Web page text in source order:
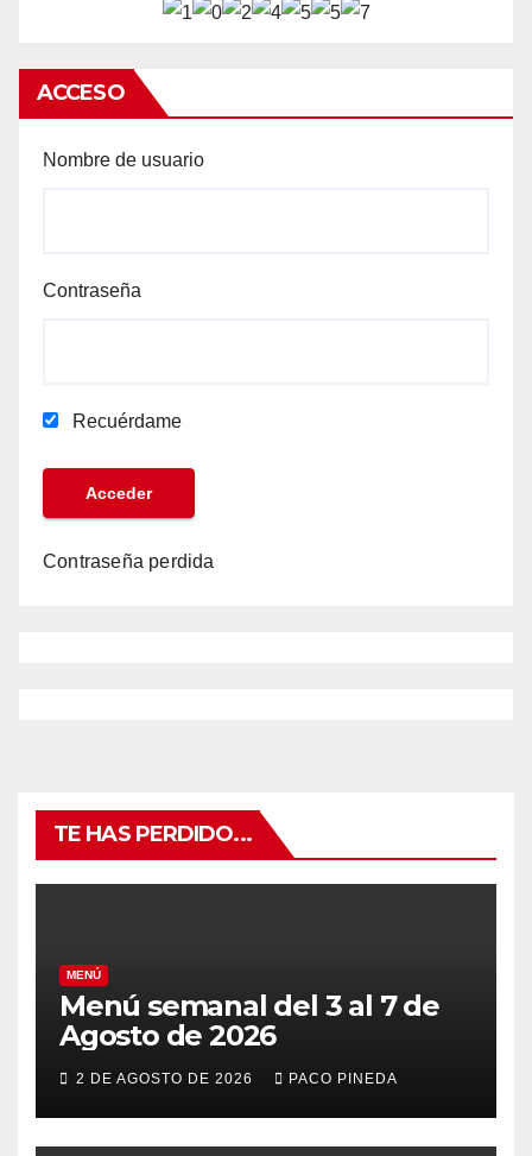
ACCESO
Nombre de usuario
Contraseña
Recuérdame
Contraseña perdida
TE HAS PERDIDO...
MENÚ
Menú semanal del 3 al 7 de
Agosto de 2026
2 DE AGOSTO DE 2026 PACO PINEDA